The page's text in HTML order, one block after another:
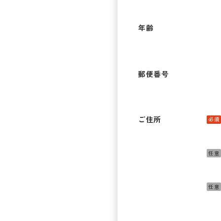
年齢
郵便番号
ご住所 必須
任意
任意